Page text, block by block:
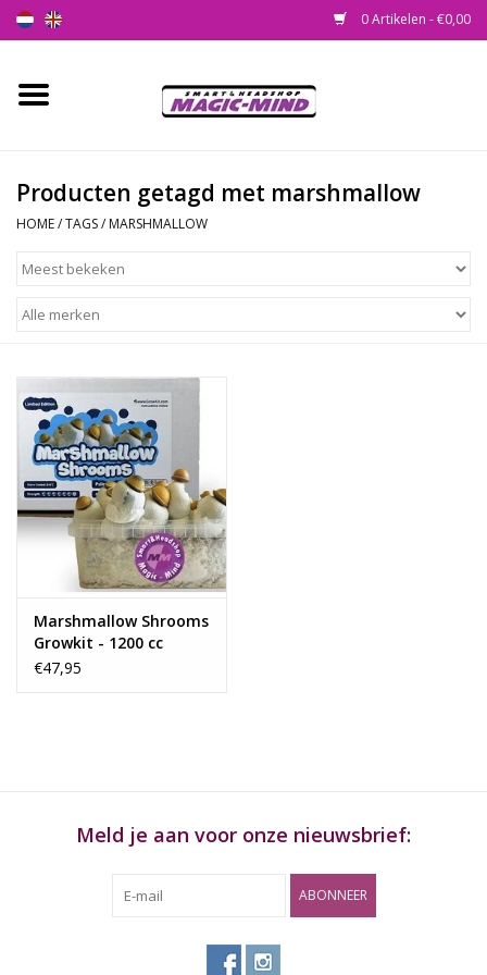
0 Artikelen - €0,00
Home
Smartshop
Health Supplies
Psychedelic
Rituals & Wierook
Producten getagd met marshmallow
HOME/TAGS/ MARSHMALLOW
Marshmallow Shrooms
Growkit - 1200 cc
€47,95
Meld je aan voor onze nieuwsbrief:
ABONNEER